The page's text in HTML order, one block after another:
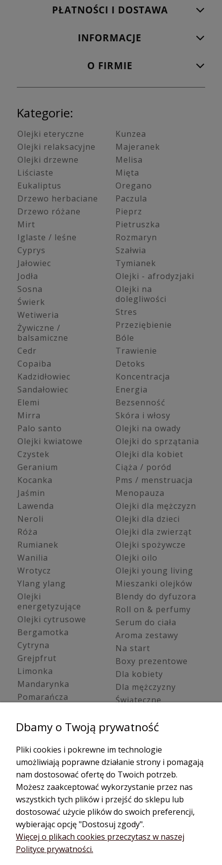
PŁATNOŚCI I DOSTAWA
INFORMACJE
O FIRMIE
Kategorie:
Olejki eteryczne
Olejki relaksacyjne
Olejki drzewne
Liściaste
Eukaliptus
Drzewo herbaciane
Drzewo różane
Mirt
Iglaste / leśne
Cyprys
Jałowiec
Jodła
Sosna
Świerk
Wetiweria
Żywiczne /
balsamiczne
Cedr
Copaiba
Kadzidłowiec
Sandałowiec
Elemi
Mirra
Palo santo
Olejki kwiatowe
Czystek
Geranium
Kocanka
Jaśmin
Lawenda
Neroli
Róża
Rumianek
Wanilia
Wrotycz
Ylang ylang
Olejki
energetyzujące
Olejki cytrusowe
Bergamotka
Cytryna
Grejpfrut
Limonka
Mandarynka
Pomarańcza
Olejki ziołowe /
korzenne
Bazylia
Cynamon
Estragon
Gałka muszkatołowa
Golteria
Goździk
Imbir
Kardamon
Kmin
Kunzea
Majeranek
Melisa
Mięta
Oregano
Paczula
Pieprz
Pietruszka
Rozmaryn
Szałwia
Tymianek
Olejki - afrodyzjaki
Olejki na
dolegliwości
Stres
Przeziębienie
Bóle
Trawienie
Detoks
Koncentracja
Energia
Bezsenność
Skóra i włosy
Olejki na owady
Olejki do sprzątania
Olejki dla kobiet
Ciąża / poród
Pms / menstruacja
Menopauza
Olejki dla mężczyzn
Olejki dla dzieci
Olejki dla zwierząt
Olejki spożywcze
Olejki oilo
Olejki young living
Mieszanki olejków
Blendy do dyfuzora
Roll on & perfumy
Serum do ciała
Aroma zestawy
Na start
Boxy prezentowe
Dla kobiety
Dla mężczyzny
Świąteczne
Oleje kosmetyczne
Hydrolaty
Dyfuzory do
aromaterapii
Dyfuzory
samochodowe
Aroma biżuteria
Dyfuzory przenośne
Dyfuzory na kabel
Dbamy o Twoją prywatność
Pliki cookies i pokrewne im technologie
umożliwiają poprawne działanie strony i pomagają
nam dostosować ofertę do Twoich potrzeb.
Możesz zaakceptować wykorzystanie przez nas
wszystkich tych plików i przejść do sklepu lub
dostosować użycie plików do swoich preferencji,
wybierając opcję "Dostosuj zgody".
Więcej o plikach cookies przeczytasz w naszej
Polityce prywatności.